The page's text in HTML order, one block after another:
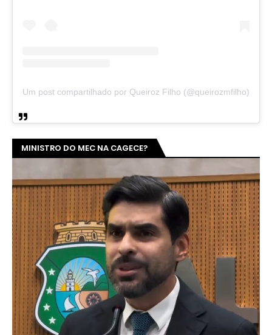
Um post compartilhado por Queiroz Filho (@queirozmfilho)
MINISTRO DO MEC NA CAGECE?